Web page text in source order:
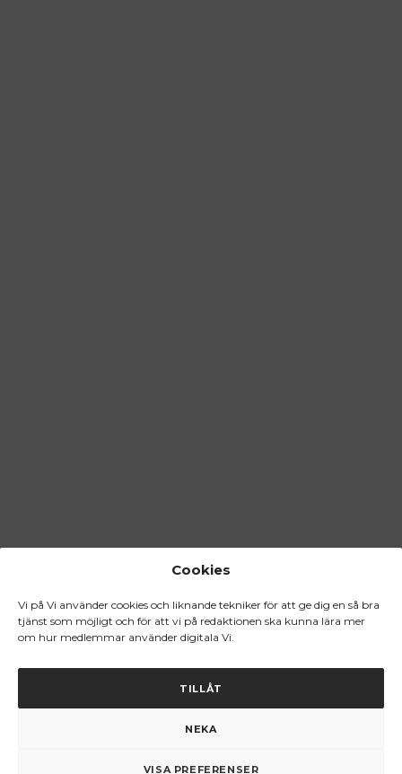
Cookies
Vi på Vi använder cookies och liknande tekniker för att ge dig en så bra
tjänst som möjligt och för att vi på redaktionen ska kunna lära mer
om hur medlemmar använder digitala Vi.
TILLÅT
NEKA
VISA PREFERENSER